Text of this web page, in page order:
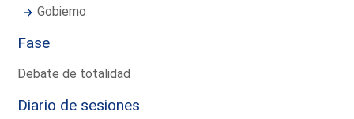
Gobierno
Fase
Debate de totalidad
Diario de sesiones